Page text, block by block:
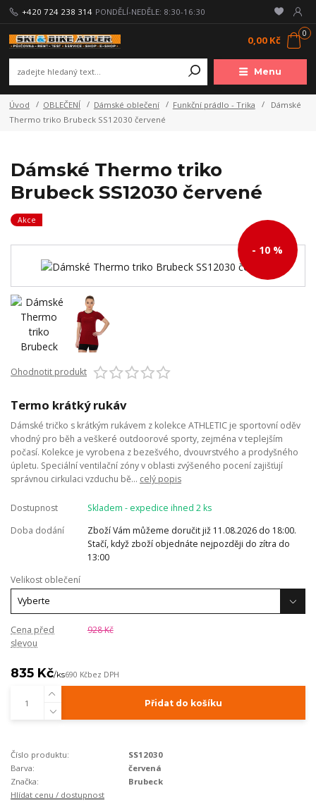
Menu
+420 724 238 314 PONDĚLÍ-NEDĚLE: 8:30-16:30
0
0,00 Kč
Úvod OBLEČENÍ Dámské oblečení Funkční prádlo - Trika
Dámské
Thermo triko Brubeck SS12030 červené
Dámské Thermo triko
Brubeck SS12030 červené
Akce
- 10 %
Ohodnotit produkt
Termo krátký rukáv
Dámské tričko s krátkým rukávem z kolekce ATHLETIC je sportovní oděv
vhodný pro běh a veškeré outdoorové sporty, zejména v teplejším
počasí. Kolekce je vyrobena z bezešvého, dvouvrstvého a prodyšného
úpletu. Speciální ventilační zóny v oblasti zvýšeného pocení zajišťují
správnou cirkulaci vzduchu bě... celý popis
Dostupnost
Skladem - expedice ihned 2 ks
Doba dodání
Zboží Vám můžeme doručit již 11.08.2026 do 18:00.
Stačí, když zboží objednáte nejpozději do zítra do
13:00
Velikost oblečení
Cena před
slevou
928 Kč
835 Kč/ks690 Kčbez DPH
Přidat do košíku
Číslo produktu:
SS12030
Barva:
červená
Značka:
Brubeck
Hlídat cenu / dostupnost